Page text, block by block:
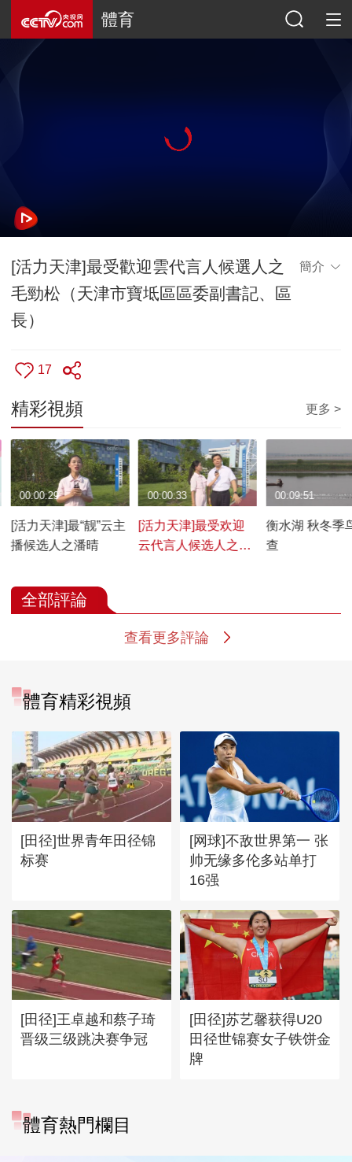
體育
[活力天津]最受歡迎雲代言人候選人之
毛勁松（天津市寶坻區區委副書記、區
長）
簡介
17
精彩視頻 更多 >
[活力天津]最“靓”云主
播候选人之潘晴
00:00:29
[活力天津]最受欢迎
云代言人候选人之毛
00:00:33
衡水湖 秋冬季
查
00:09:51
全部評論
查看更多評論
體育精彩視頻
[田径]世界青年田径锦
标赛
[网球]不敌世界第一 张
帅无缘多伦多站单打
16强
[田径]王卓越和蔡子琦
晋级三级跳决赛争冠
[田径]苏艺馨获得U20
田径世锦赛女子铁饼金
牌
體育熱門欄目